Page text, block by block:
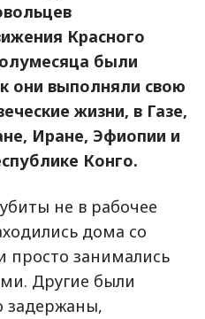
Красного
были
они выполняли свою
жизни, в Газе,
Иране, Эфиопии и
Конго.
не в рабочее
дома со
просто занимались
Другие были
задержаны,